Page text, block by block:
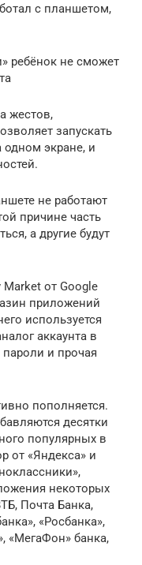
с планшетом,
ребёнок не сможет
жестов,
запускать
экране, и
не работают
причине часть
а другие будут
от Google
приложений
используется
аккаунта в
пароли и прочая
пополняется.
десятки
популярных в
от «Яндекса» и
некоторых
Почта Банка,
«Росбанка»,
«МегаФон» банка,